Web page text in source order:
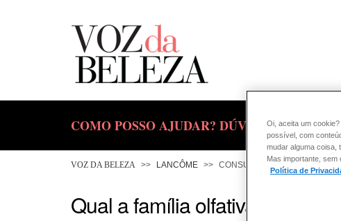
COMO POSSO AJUDAR? DÚVIDAS SOBRE:
VOZ DA BELEZA LANCÔME CONSULTORIA DE
Qual a família olfativa de La
Oi, aceita um
possível, com
mudar alguma coisa,
Mas importante,
Política de